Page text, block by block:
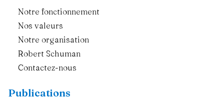
Notre fonctionnement
Nos valeurs
Notre organisation
Robert Schuman
Contactez-nous
Publications